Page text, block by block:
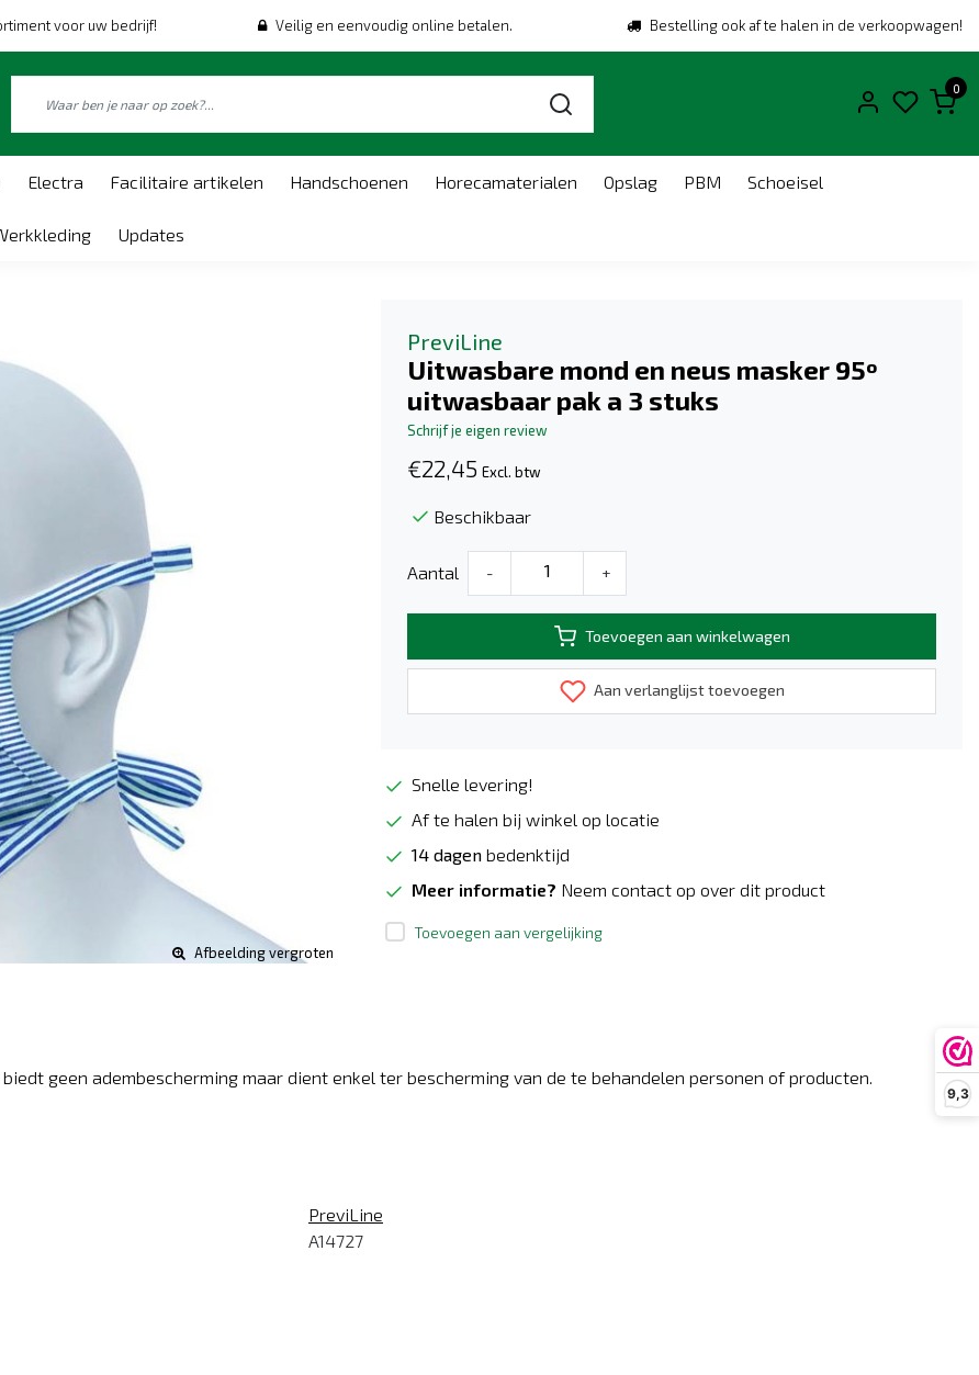
9,3
voor uw bedrijf! Veilig en eenvoudig online betalen. Bestelling ook af te halen in de verkoopwagen!
0
Electra Facilitaire artikelen Handschoenen Horecamaterialen Opslag PBM Schoeisel
Updates
Afbeelding vergroten
PreviLine
Uitwasbare mond en neus masker 95º
uitwasbaar pak a 3 stuks
Schrijf je eigen review
€22,45 Excl. btw
Beschikbaar
Aantal - +
Toevoegen aan winkelwagen
Aan verlanglijst toevoegen
Snelle levering!
Af te halen bij winkel op locatie
14 dagen bedenktijd
Meer informatie? Neem contact op over dit product
Toevoegen aan vergelijking
geen adembescherming maar dient enkel ter bescherming van de te behandelen personen of producten.
PreviLine
A14727